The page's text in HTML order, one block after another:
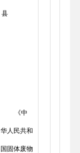
县
《中
华人民共和
国固体废物